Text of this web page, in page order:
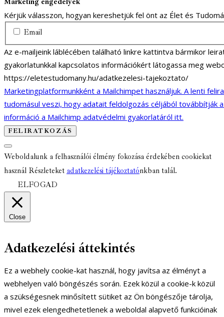
Kérjük válasszon, hogyan kereshetjük fel önt az Élet és
Email
Az e-mailjeink láblécében található linkre kattintva bármikor
gyakorlatunkkal kapcsolatos információkért látogassa meg
https://eletestudomany.hu/adatkezelesi-tajekoztato/
Marketingplatformunkként a Mailchimpet használjuk. A lenti
tudomásul veszi, hogy adatait feldolgozás céljából továbbítják
információ a Mailchimp adatvédelmi gyakorlatáról itt.
Weboldalunk a felhasználói élmény fokozása érdekében cookiekat
használ Részleteket adatkezelési tájékoztatónkban talál.
ELFOGAD
Close
Adatkezelési áttekintés
Ez a webhely cookie-kat használ, hogy javítsa az élményt a
webhelyen való böngészés során. Ezek közül a cookie-k közül
a szükségesnek minősített sütiket az Ön böngészője tárolja,
mivel ezek elengedhetetlenek a weboldal alapvető funkcióinak